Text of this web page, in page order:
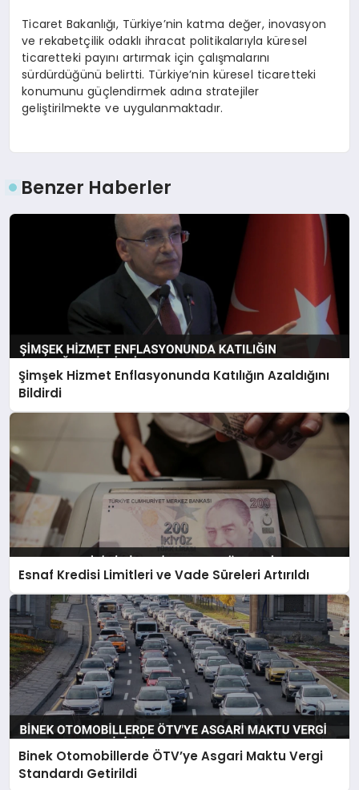
Ticaret Bakanlığı, Türkiye’nin katma değer, inovasyon
ve rekabetçilik odaklı ihracat politikalarıyla küresel
ticaretteki payını artırmak için çalışmalarını
sürdürdüğünü belirtti. Türkiye’nin küresel ticaretteki
konumunu güçlendirmek adına stratejiler
geliştirilmekte ve uygulanmaktadır.
Benzer Haberler
Şimşek Hizmet Enflasyonunda Katılığın Azaldığını
Bildirdi
Esnaf Kredisi Limitleri ve Vade Süreleri Artırıldı
Binek Otomobillerde ÖTV’ye Asgari Maktu Vergi
Standardı Getirildi